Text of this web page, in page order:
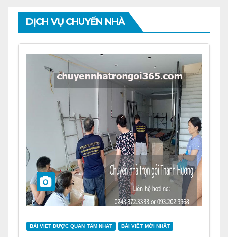
DỊCH VỤ CHUYỂN NHÀ
BÀI VIẾT ĐƯỢC QUAN TÂM NHẤT BÀI VIẾT MỚI NHẤT